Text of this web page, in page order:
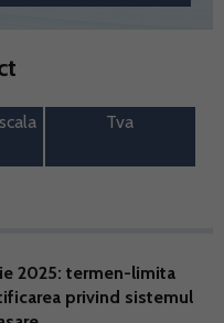
Tva
2025: termen-limita
privind sistemul